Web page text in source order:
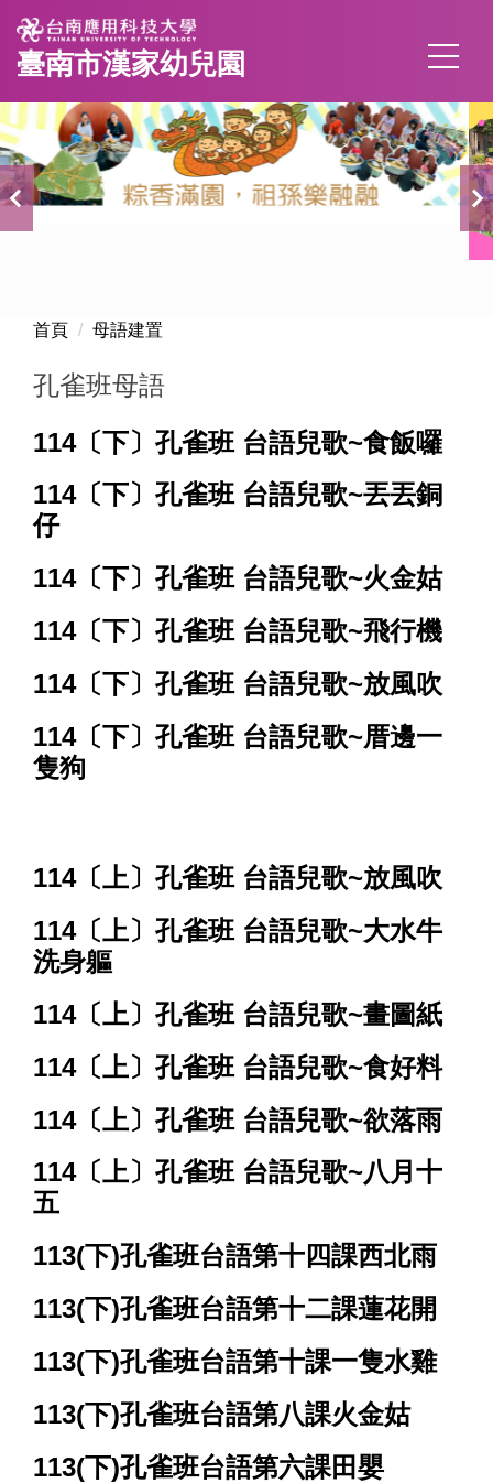
跳
到
主
內
容
區
臺南市漢家幼兒園
首頁 母語建置
孔雀班母語
114〔下〕孔雀班 台語兒歌~食飯囉
114〔下〕孔雀班 台語兒歌~丟丟銅
仔
114〔下〕孔雀班 台語兒歌~火金姑
114〔下〕孔雀班 台語兒歌~飛行機
114〔下〕孔雀班 台語兒歌~放風吹
114〔下〕孔雀班 台語兒歌~厝邊一
隻狗
114〔上〕孔雀班 台語兒歌~放風吹
114〔上〕孔雀班 台語兒歌~大水牛
洗身軀
114〔上〕孔雀班 台語兒歌~畫圖紙
114〔上〕孔雀班 台語兒歌~食好料
114〔上〕孔雀班 台語兒歌~欲落雨
114〔上〕孔雀班 台語兒歌~八月十
五
113(下)孔雀班台語第十四課西北雨
113(下)孔雀班台語第十二課蓮花開
113(下)孔雀班台語第十課一隻水雞
113(下)孔雀班台語第八課火金姑
113(下)孔雀班台語第六課田嬰